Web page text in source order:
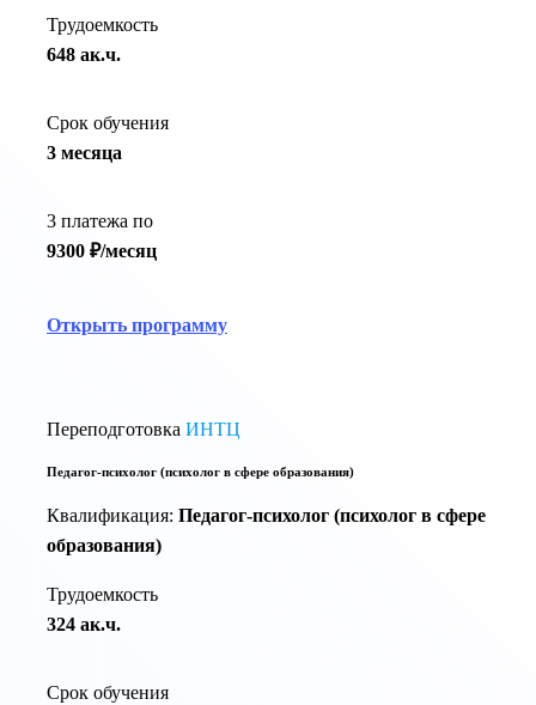
Трудоемкость
648 ак.ч.
Срок обучения
3 месяца
3 платежа по
9300 ₽/месяц
Открыть программу
Переподготовка ИНТЦ
Педагог-психолог (психолог в сфере образования)
Квалификация: Педагог-психолог (психолог в сфере
образования)
Трудоемкость
324 ак.ч.
Срок обучения